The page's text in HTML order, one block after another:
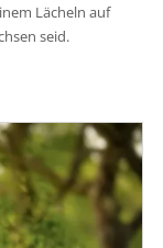
Lächeln auf
seid.